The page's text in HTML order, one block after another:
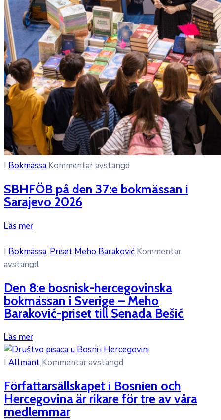
I Bokmässa Kommentar avstängd
SBHFÖB på den 37:e bokmässan i
Sarajevo 2026
Läs mer
I Bokmässa‚ Priset Meho Baraković Kommentar
avstängd
Den 8:e bosnisk-hercegovinska
bokmässan i Sverige – Meho
Baraković-priset till Senada Bešić
Läs mer
I Allmänt Kommentar avstängd
Författarsällskapet i Bosnien och
Hercegovina är rikare för tre av våra
medlemmar